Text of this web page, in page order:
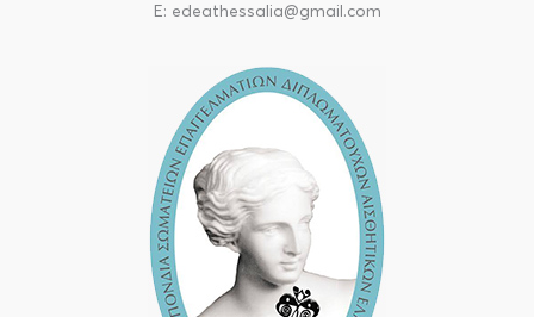
E: edeathessalia@gmail.com